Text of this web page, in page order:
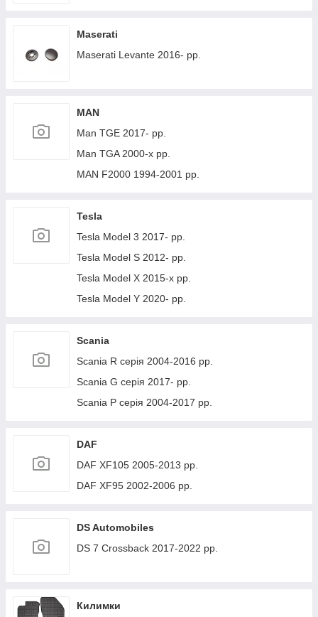
Maserati
Maserati Levante 2016- рр.
MAN
Man TGE 2017- рр.
Man TGA 2000-х рр.
MAN F2000 1994-2001 рр.
Tesla
Tesla Model 3 2017- рр.
Tesla Model S 2012- рр.
Tesla Model X 2015-х рр.
Tesla Model Y 2020- рр.
Scania
Scania R серія 2004-2016 рр.
Scania G серія 2017- рр.
Scania P серія 2004-2017 рр.
DAF
DAF XF105 2005-2013 рр.
DAF XF95 2002-2006 рр.
DS Automobiles
DS 7 Crossback 2017-2022 рр.
Килимки